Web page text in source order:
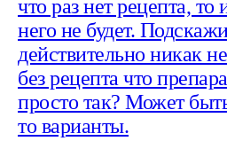
что раз нет рецепта, то
него не будет.
действительно никак
без рецепта что
просто так? Может
то варианты.